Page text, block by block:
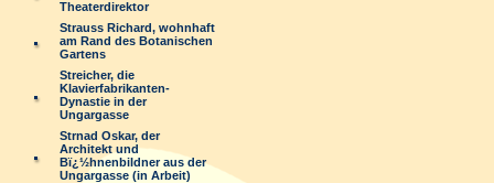
Theaterdirektor
Strauss Richard, wohnhaft
am Rand des Botanischen
Gartens
Streicher, die
Klavierfabrikanten-
Dynastie in der
Ungargasse
Strnad Oskar, der
Architekt und
Bï¿½hnenbildner aus der
Ungargasse (in Arbeit)